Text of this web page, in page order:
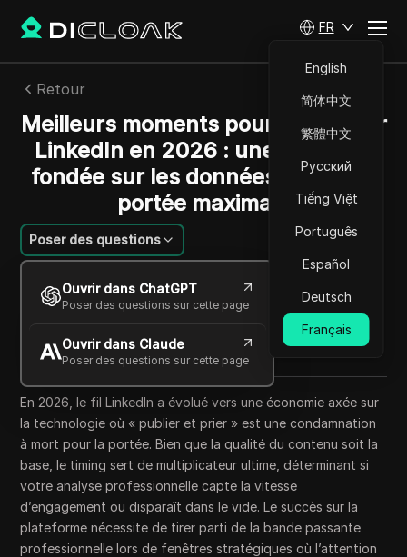
FR
English
简体中文
繁體中文
Русский
Tiếng Việt
Português
Español
Deutsch
Français
Retour
Meilleurs moments pour poster sur
LinkedIn en 2026 : une stratégie
fondée sur les données pour une
portée maximale
Poser des questions
Ouvrir dans ChatGPT
Poser des questions sur cette page
Ouvrir dans Claude
Poser des questions sur cette page
Emily Grace
01 juin 2026 6 min de lecture
Copy Link
En 2026, le fil LinkedIn a évolué vers une économie axée sur
la technologie où « publier et prier » est une condamnation
à mort pour la portée. Bien que la qualité du contenu soit la
base, le timing sert de multiplicateur ultime, déterminant si
votre analyse professionnelle capte la vitesse
d’engagement ou disparaît dans le vide. Le succès sur la
plateforme nécessite de tirer parti de la bande passante
professionnelle lors de fenêtres stratégiques où l’attention